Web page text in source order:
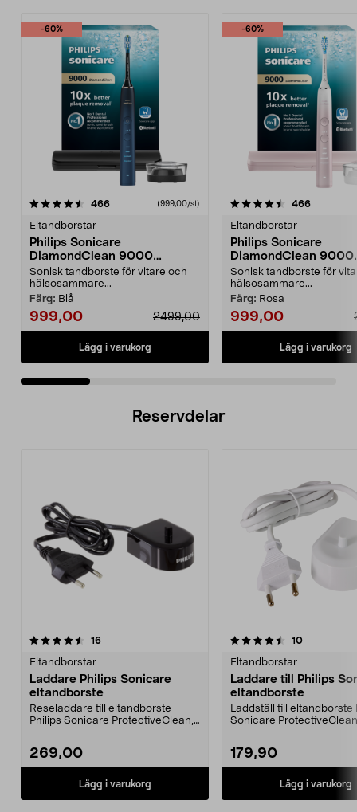
-60%
466recensioner(999,00/st)
Eltandborstar
Philips Sonicare
DiamondClean 9000
eltandborste, Special Edition
Sonisk tandborste för vitare och
hälsosammare...
Färg: Blå
999,00 2499,00
Lägg i varukorg
-60%
4.5 av 5 stjärnor 466
Eltandborstar
Philips Sonicare
DiamondClean 9000
eltandborste, Special
Sonisk tandborste för
hälsosammare...
Färg: Rosa
999,00
Lägg i varukorg
4.5 av 5 stjärnor
Reservdelar
16recensioner
Eltandborstar
Laddare Philips Sonicare
eltandborste
Reseladdare till eltandborste
Philips Sonicare ProtectiveClean,
269,00
Lägg i varukorg
4.5av 5 stjärnor 10recensioner
Eltandborstar
Laddare till Philips
eltandborste
Laddställ till eltandborste
Sonicare
179,90
Lägg i varukorg